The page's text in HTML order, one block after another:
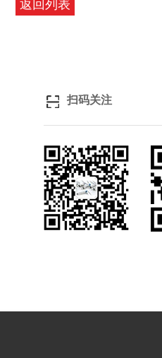
返回列表
扫码关注